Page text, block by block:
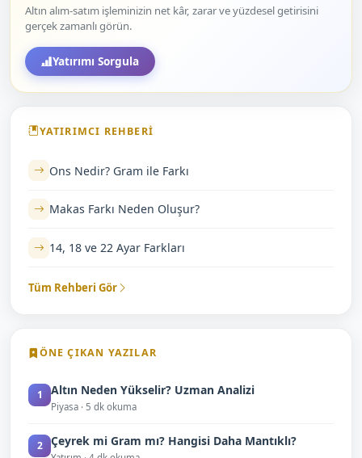
Altın alım-satım işleminizin net kâr, zarar ve yüzdesel getirisini
gerçek zamanlı görün.
Yatırımı Sorgula
YATIRIMCI REHBERI
Ons Nedir? Gram ile Farkı
Makas Farkı Neden Oluşur?
14, 18 ve 22 Ayar Farkları
Tüm Rehberi Gör
ÖNE ÇIKAN YAZILAR
1 Altın Neden Yükselir? Uzman Analizi
Piyasa · 5 dk okuma
2 Çeyrek mi Gram mı? Hangisi Daha Mantıklı?